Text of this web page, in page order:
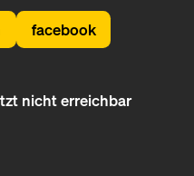
facebook
nicht erreichbar